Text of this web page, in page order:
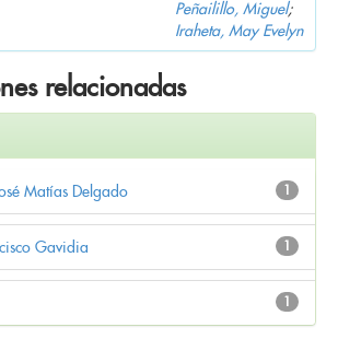
Peñailillo, Miguel;
Iraheta, May Evelyn
relacionadas
1
Matías Delgado
1
Gavidia
1